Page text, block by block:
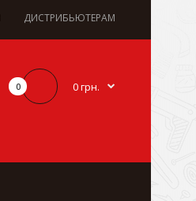
ДИСТРИБЬЮТЕРАМ
0 0 грн.